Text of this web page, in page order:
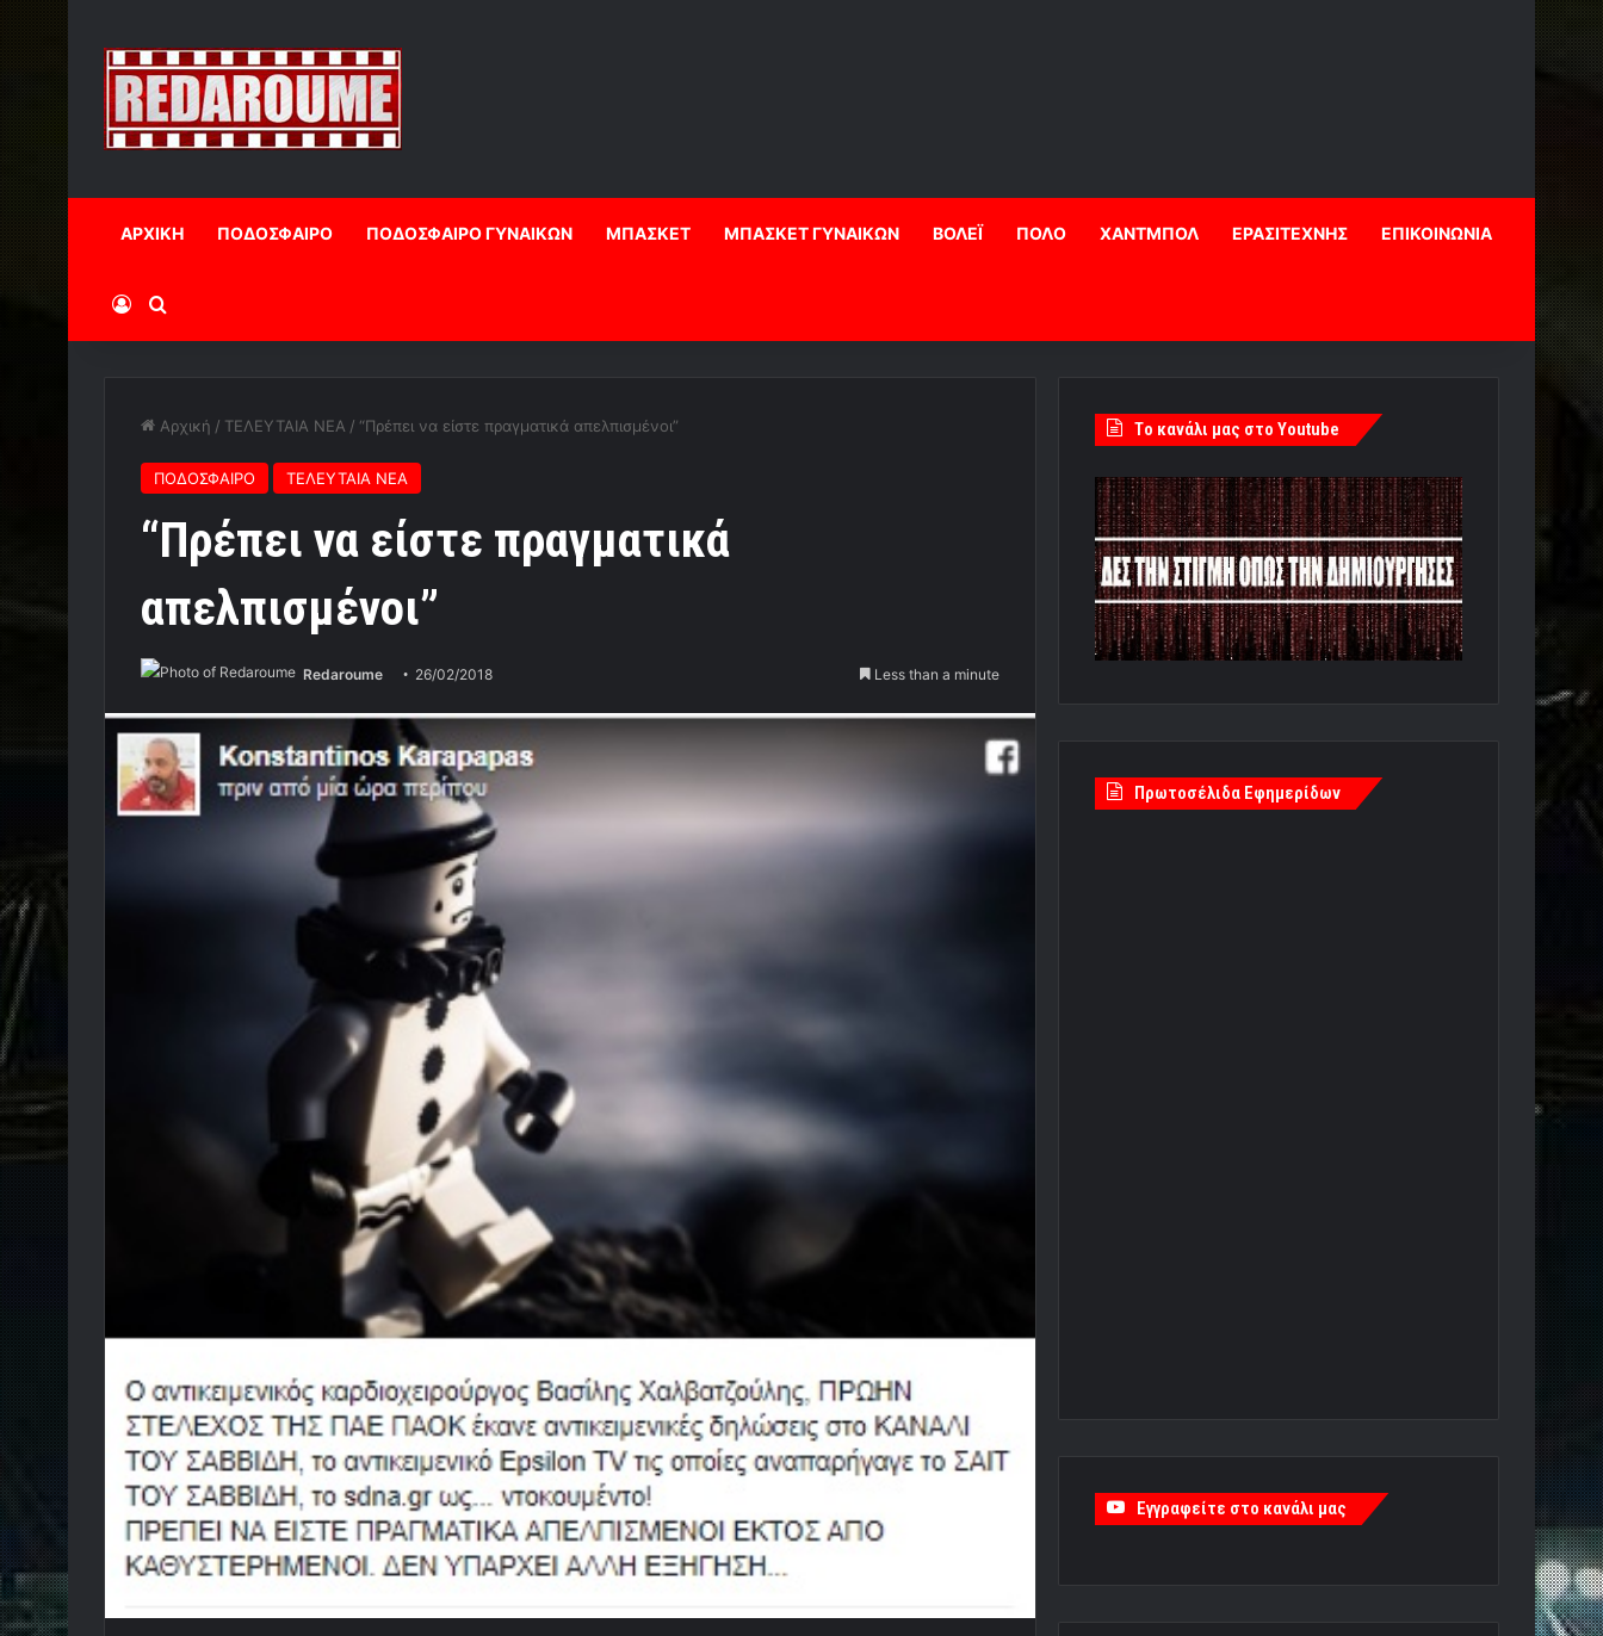
ΑΡΧΙΚΗ ΠΟΔΟΣΦΑΙΡΟ ΠΟΔΟΣΦΑΙΡΟ ΓΥΝΑΙΚΩΝ ΜΠΑΣΚΕΤ ΜΠΑΣΚΕΤ ΓΥΝΑΙΚΩΝ ΒΟΛΕΪ ΠΟΛΟ ΧΑΝΤΜΠΟΛ ΕΡΑΣΙΤΕΧΝΗΣ ΕΠΙΚΟΙΝΩΝΙΑ
Log InΑναζήτηση
Αρχική / ΤΕΛΕΥΤΑΙΑ ΝΕΑ / “Πρέπει να είστε πραγματικά απελπισμένοι”
ΠΟΔΟΣΦΑΙΡΟ ΤΕΛΕΥΤΑΙΑ ΝΕΑ
“Πρέπει να είστε πραγματικά
απελπισμένοι”
Redaroume 26/02/2018 Less than a minute
Tο κανάλι μας στο Youtube
Πρωτοσέλιδα Εφημερίδων
Εγγραφείτε στο κανάλι μας